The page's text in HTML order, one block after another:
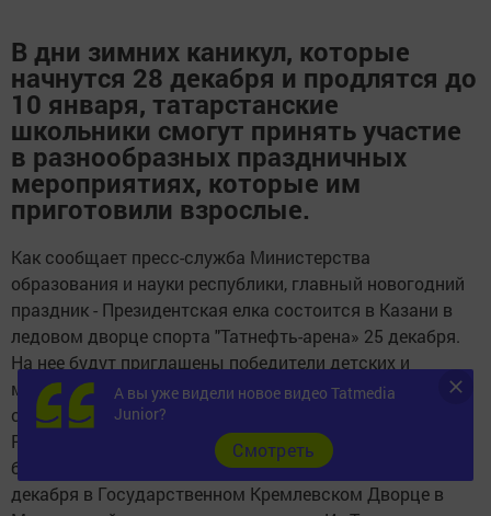
В дни зимних каникул, которые
начнутся 28 декабря и продлятся до
10 января, татарстанские
школьники смогут принять участие
в разнообразных праздничных
мероприятиях, которые им
приготовили взрослые.
Как сообщает пресс-служба Министерства
образования и науки республики, главный новогодний
праздник - Президентская елка состоится в Казани в
ледовом дворце спорта "Татнефть-арена» 25 декабря.
На нее будут приглашены победители детских и
молодежных творческих конкурсов, спортивных
соревнований, фестивалей и олимпиад.
Республиканское новогоднее представление посетят
более трех тысяч татарстанских школьников. 26
декабря в Государственном Кремлевском Дворце в
А вы уже видели новое видео Tatmedia
Junior?
Cмотреть